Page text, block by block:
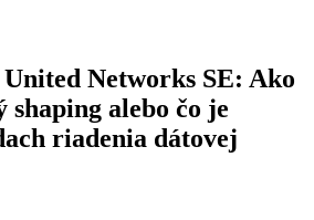
Networks SE: Ako
alebo čo je
riadenia dátovej